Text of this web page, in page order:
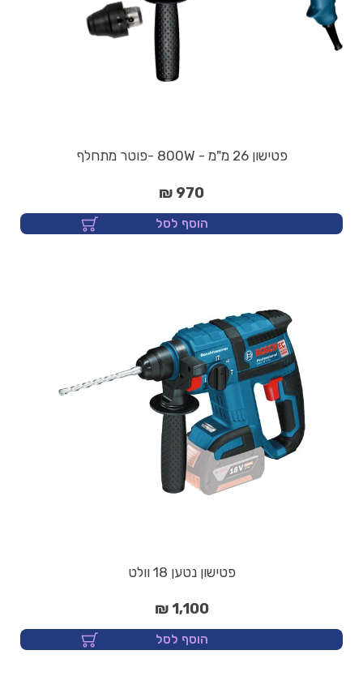
פטישון 26 מ"מ - 800W -פוטר מתחלף
970 ₪
הוסף לסל
פטישון נטען 18 וולט
1,100 ₪
הוסף לסל